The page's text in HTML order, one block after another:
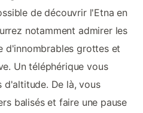
de découvrir l'Etna en
notamment admirer les
d'innombrables grottes et
Un téléphérique vous
d'altitude. De là, vous
balisés et faire une pause